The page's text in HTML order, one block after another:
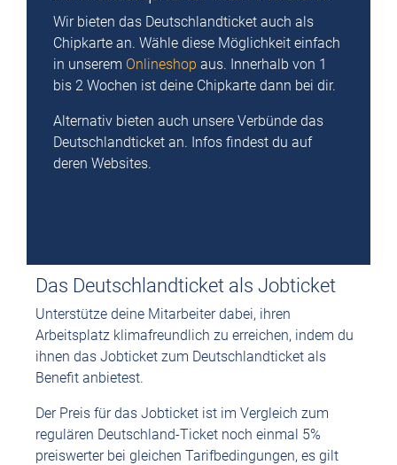
Wir bieten das Deutschlandticket auch als
Chipkarte an. Wähle diese Möglichkeit einfach
in unserem Onlineshop aus. Innerhalb von 1
bis 2 Wochen ist deine Chipkarte dann bei dir.
Alternativ bieten auch unsere Verbünde das
Deutschlandticket an. Infos findest du auf
deren Websites.
Das Deutschlandticket als Jobticket
Unterstütze deine Mitarbeiter dabei, ihren
Arbeitsplatz klimafreundlich zu erreichen, indem du
ihnen das Jobticket zum Deutschlandticket als
Benefit anbietest.
Der Preis für das Jobticket ist im Vergleich zum
regulären Deutschland-Ticket noch einmal 5%
preiswerter bei gleichen Tarifbedingungen, es gilt